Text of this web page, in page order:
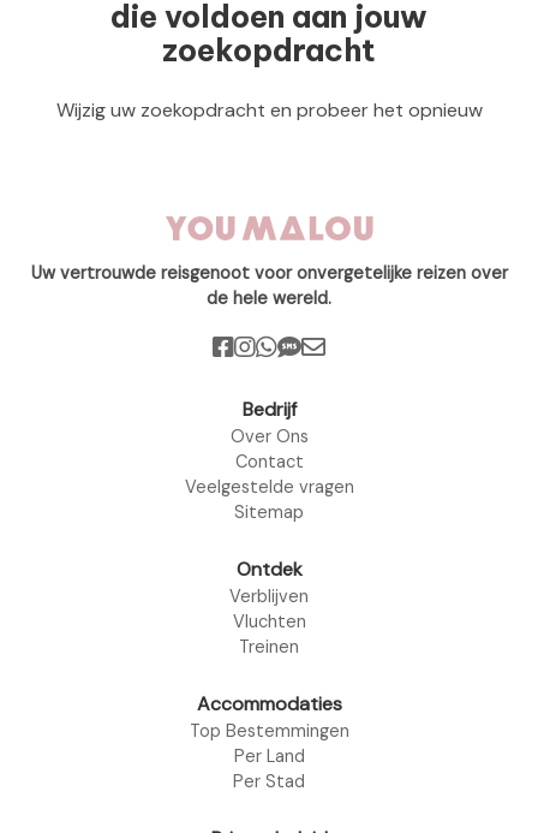
die voldoen aan jouw
zoekopdracht
Wijzig uw zoekopdracht en probeer het opnieuw
Uw vertrouwde reisgenoot voor onvergetelijke reizen over
de hele wereld.
Bedrijf
Over Ons
Contact
Veelgestelde vragen
Sitemap
Ontdek
Verblijven
Vluchten
Treinen
Accommodaties
Top Bestemmingen
Per Land
Per Stad